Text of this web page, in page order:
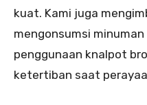
kuat. Kami juga
mengonsumsi
penggunaan knalpot
ketertiban saat